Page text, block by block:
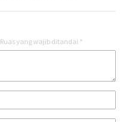
Ruas yang wajib ditandai *